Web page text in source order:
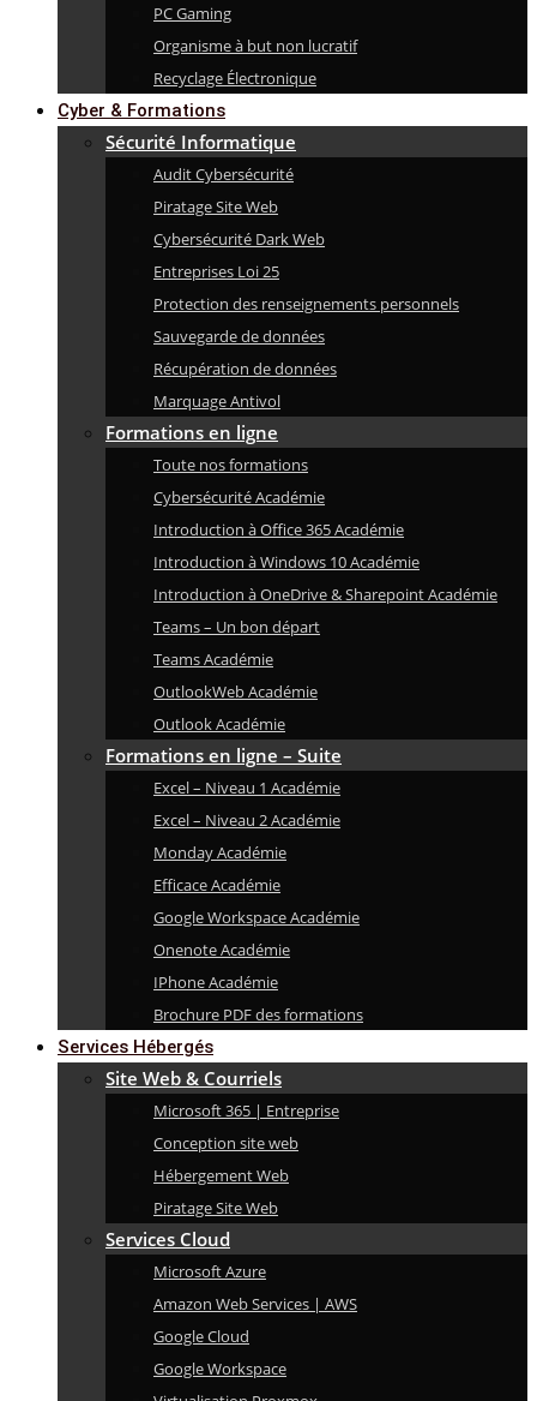
PC Gaming
Organisme à but non lucratif
Recyclage Électronique
Cyber & Formations
Sécurité Informatique
Audit Cybersécurité
Piratage Site Web
Cybersécurité Dark Web
Entreprises Loi 25
Protection des renseignements personnels
Sauvegarde de données
Récupération de données
Marquage Antivol
Formations en ligne
Toute nos formations
Cybersécurité Académie
Introduction à Office 365 Académie
Introduction à Windows 10 Académie
Introduction à OneDrive & Sharepoint Académie
Teams – Un bon départ
Teams Académie
OutlookWeb Académie
Outlook Académie
Formations en ligne – Suite
Excel – Niveau 1 Académie
Excel – Niveau 2 Académie
Monday Académie
Efficace Académie
Google Workspace Académie
Onenote Académie
IPhone Académie
Brochure PDF des formations
Services Hébergés
Site Web & Courriels
Microsoft 365 | Entreprise
Conception site web
Hébergement Web
Piratage Site Web
Services Cloud
Microsoft Azure
Amazon Web Services | AWS
Google Cloud
Google Workspace